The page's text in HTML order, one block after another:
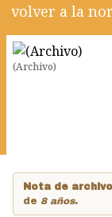
volver a la
(Archivo)
Nota de
de 8 años.